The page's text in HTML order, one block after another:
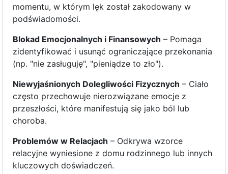
momentu, w którym lęk został zakodowany w
podświadomości.
Blokad Emocjonalnych i Finansowych – Pomaga
zidentyfikować i usunąć ograniczające przekonania
(np. "nie zasługuję", "pieniądze to zło").
Niewyjaśnionych Dolegliwości Fizycznych – Ciało
często przechowuje nierozwiązane emocje z
przeszłości, które manifestują się jako ból lub
choroba.
Problemów w Relacjach – Odkrywa wzorce
relacyjne wyniesione z domu rodzinnego lub innych
kluczowych doświadczeń.